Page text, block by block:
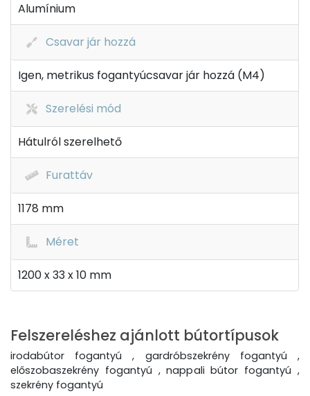
Alumínium
Csavar jár hozzá
Igen, metrikus fogantyúcsavar jár hozzá (M4)
Szerelési mód
Hátulról szerelhető
Furattáv
1178 mm
Méret
1200 x 33 x 10 mm
Felszereléshez ajánlott bútortípusok
irodabútor fogantyú , gardróbszekrény fogantyú ,
előszobaszekrény fogantyú , nappali bútor fogantyú ,
szekrény fogantyú